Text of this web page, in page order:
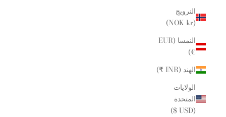
النرويج
(NOK kr)
النمسا (EUR
€)
الهند (INR ₹)
الولايات
المتحدة
(USD $)